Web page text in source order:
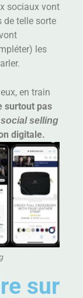
sociaux vont
de telle sorte
les
en train
surtout pas
social selling
digitale.
sur